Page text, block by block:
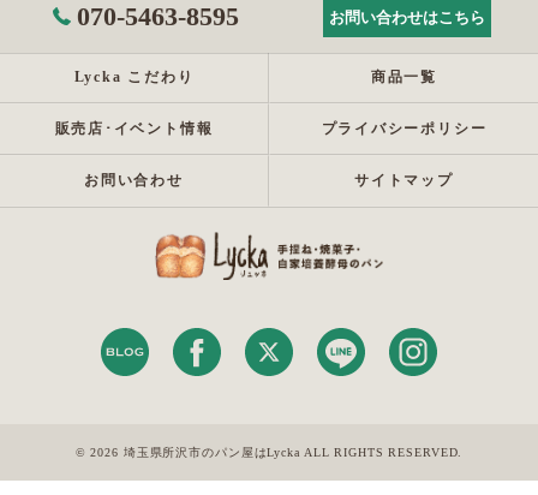
070-5463-8595 お問い合わせはこちら
Lycka こだわり 商品一覧
販売店･イベント情報 プライバシーポリシー
お問い合わせ サイトマップ
© 2026 埼玉県所沢市のパン屋はLycka ALL RIGHTS RESERVED.